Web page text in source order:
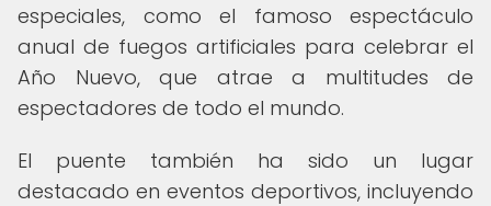
especiales, como el famoso espectáculo
anual de fuegos artificiales para celebrar el
Año Nuevo, que atrae a multitudes de
espectadores de todo el mundo.
El puente también ha sido un lugar
destacado en eventos deportivos, incluyendo